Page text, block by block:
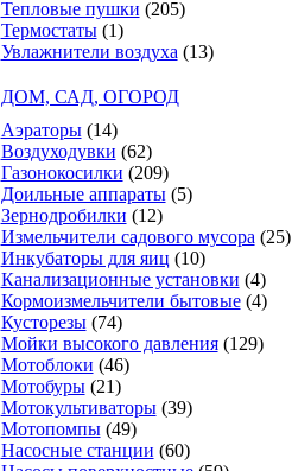
Тепловые пушки (205)
Термостаты (1)
Увлажнители воздуха (13)
ДОМ, САД, ОГОРОД
Аэраторы (14)
Воздуходувки (62)
Газонокосилки (209)
Доильные аппараты (5)
Зернодробилки (12)
Измельчители садового мусора (25)
Инкубаторы для яиц (10)
Канализационные установки (4)
Кормоизмельчители бытовые (4)
Кусторезы (74)
Мойки высокого давления (129)
Мотоблоки (46)
Мотобуры (21)
Мотокультиваторы (39)
Мотопомпы (49)
Насосные станции (60)